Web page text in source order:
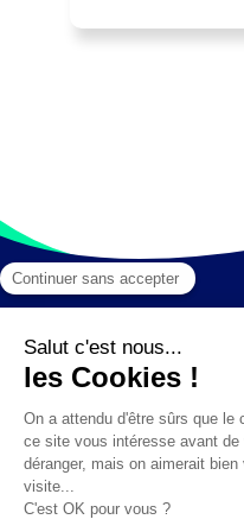
directives et
conseil régional,
direction
Peut intervenir
ou de